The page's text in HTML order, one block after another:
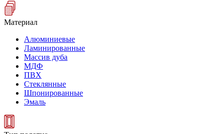
Материал
Алюминиевые
Ламинированные
Массив дуба
МДФ
ПВХ
Стеклянные
Шпонированные
Эмаль